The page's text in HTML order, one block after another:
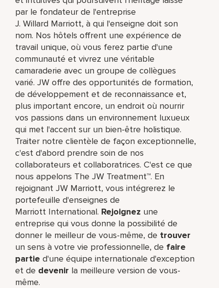
par le fondateur de l'entreprise
J. Willard Marriott, à qui l'enseigne doit son
nom. Nos hôtels offrent une expérience de
travail unique, où vous ferez partie d'une
communauté et vivrez une véritable
camaraderie avec un groupe de collègues
varié. JW offre des opportunités de formation,
de développement et de reconnaissance et,
plus important encore, un endroit où nourrir
vos passions dans un environnement luxueux
qui met l'accent sur un bien-être holistique.
Traiter notre clientèle de façon exceptionnelle,
c'est d'abord prendre soin de nos
collaborateurs et collaboratrices. C'est ce que
nous appelons The JW Treatment™. En
rejoignant JW Marriott, vous intégrerez le
portefeuille d'enseignes de
Marriott International. Rejoignez une
entreprise qui vous donne la possibilité de
donner le meilleur de vous-même,​ de trouver
un sens à votre vie professionnelle, de faire
partie d'une équipe internationale​ d'exception
et de devenir la meilleure version de vous-
même.